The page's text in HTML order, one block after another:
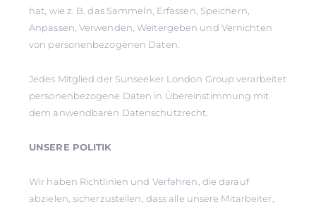
hat, wie z. B. das Sammeln, Erfassen, Speichern,
Anpassen, Verwenden, Weitergeben und Vernichten
von personenbezogenen Daten.
Jedes Mitglied der Sunseeker London Group verarbeitet
personenbezogene Daten in Übereinstimmung mit
dem anwendbaren Datenschutzrecht.
UNSERE POLITIK
Wir haben Richtlinien und Verfahren, die darauf
abzielen, sicherzustellen, dass alle unsere Mitarbeiter,